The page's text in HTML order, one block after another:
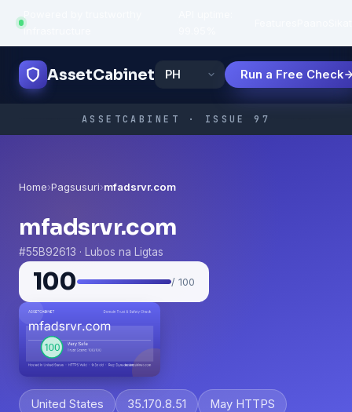
infrastructure
AssetCabinet Run a Free Check
ASSETCABINET · ISSUE 97
Home›Pagsusuri›mfadsrvr.com
mfadsrvr.com
#55B92613 · Lubos na Ligtas
100 / 100
United States 35.170.8.51 May HTTPS